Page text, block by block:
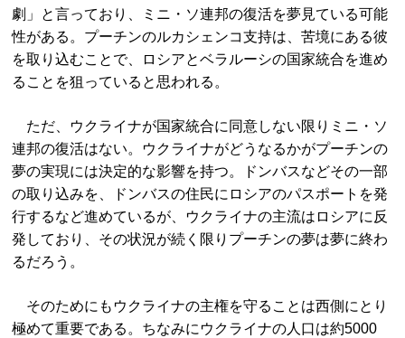
劇」と言っており、ミニ・ソ連邦の復活を夢見ている可能
性がある。プーチンのルカシェンコ支持は、苦境にある彼
を取り込むことで、ロシアとベラルーシの国家統合を進め
ることを狙っていると思われる。
ただ、ウクライナが国家統合に同意しない限りミニ・ソ
連邦の復活はない。ウクライナがどうなるかがプーチンの
夢の実現には決定的な影響を持つ。ドンバスなどその一部
の取り込みを、ドンバスの住民にロシアのパスポートを発
行するなど進めているが、ウクライナの主流はロシアに反
発しており、その状況が続く限りプーチンの夢は夢に終わ
るだろう。
そのためにもウクライナの主権を守ることは西側にとり
極めて重要である。ちなみにウクライナの人口は約5000